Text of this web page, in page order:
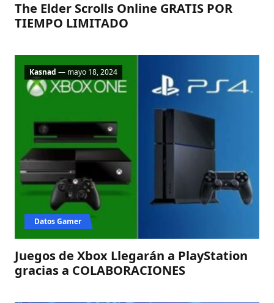
The Elder Scrolls Online GRATIS POR
TIEMPO LIMITADO
Juegos de Xbox Llegarán a PlayStation
gracias a COLABORACIONES
Datos Gamer
Kasnad — mayo 18, 2024